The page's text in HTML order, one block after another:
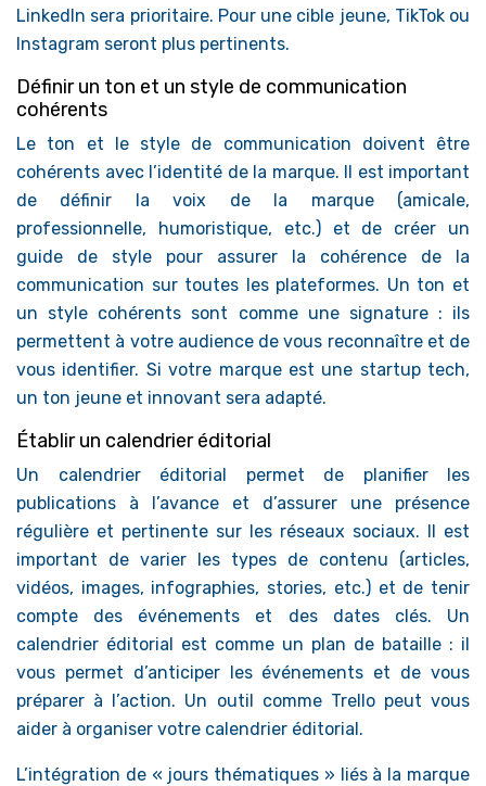
LinkedIn sera prioritaire. Pour une cible jeune, TikTok ou
Instagram seront plus pertinents.
Définir un ton et un style de communication
cohérents
Le ton et le style de communication doivent être
cohérents avec l’identité de la marque. Il est important
de définir la voix de la marque (amicale,
professionnelle, humoristique, etc.) et de créer un
guide de style pour assurer la cohérence de la
communication sur toutes les plateformes. Un ton et
un style cohérents sont comme une signature : ils
permettent à votre audience de vous reconnaître et de
vous identifier. Si votre marque est une startup tech,
un ton jeune et innovant sera adapté.
Établir un calendrier éditorial
Un calendrier éditorial permet de planifier les
publications à l’avance et d’assurer une présence
régulière et pertinente sur les réseaux sociaux. Il est
important de varier les types de contenu (articles,
vidéos, images, infographies, stories, etc.) et de tenir
compte des événements et des dates clés. Un
calendrier éditorial est comme un plan de bataille : il
vous permet d’anticiper les événements et de vous
préparer à l’action. Un outil comme Trello peut vous
aider à organiser votre calendrier éditorial.
L’intégration de « jours thématiques » liés à la marque